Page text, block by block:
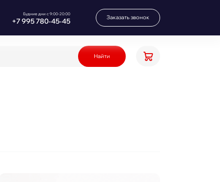
Будние дни с 9:00-20:00
+7 995 780‑45‑45 Заказать звонок
Найти